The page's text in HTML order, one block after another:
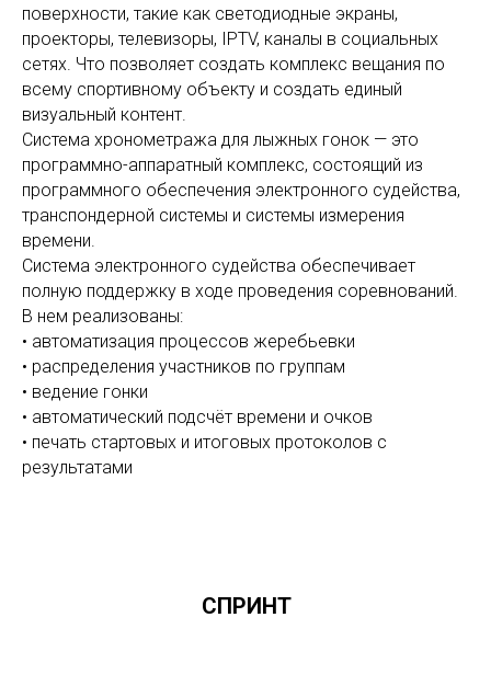
поверхности, такие как светодиодные экраны,
проекторы, телевизоры, IPTV, каналы в социальных
сетях. Что позволяет создать комплекс вещания по
всему спортивному объекту и создать единый
визуальный контент.
Система хронометража для лыжных гонок — это
программно-аппаратный комплекс, состоящий из
программного обеспечения электронного судейства,
транспондерной системы и системы измерения
времени.
Система электронного судейства обеспечивает
полную поддержку в ходе проведения соревнований.
В нем реализованы:
• автоматизация процессов жеребьевки
• распределения участников по группам
• ведение гонки
• автоматический подсчёт времени и очков
• печать стартовых и итоговых протоколов с
результатами
СПРИНТ